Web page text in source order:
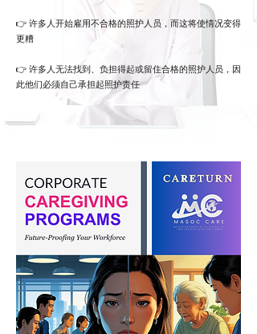
👉 许多人开始雇用不合格的照护人员，而这将使情况变得
更糟
👉 许多人无法找到、负担得起或留住合格的照护人员，因
此他们必须自己承担起照护责任